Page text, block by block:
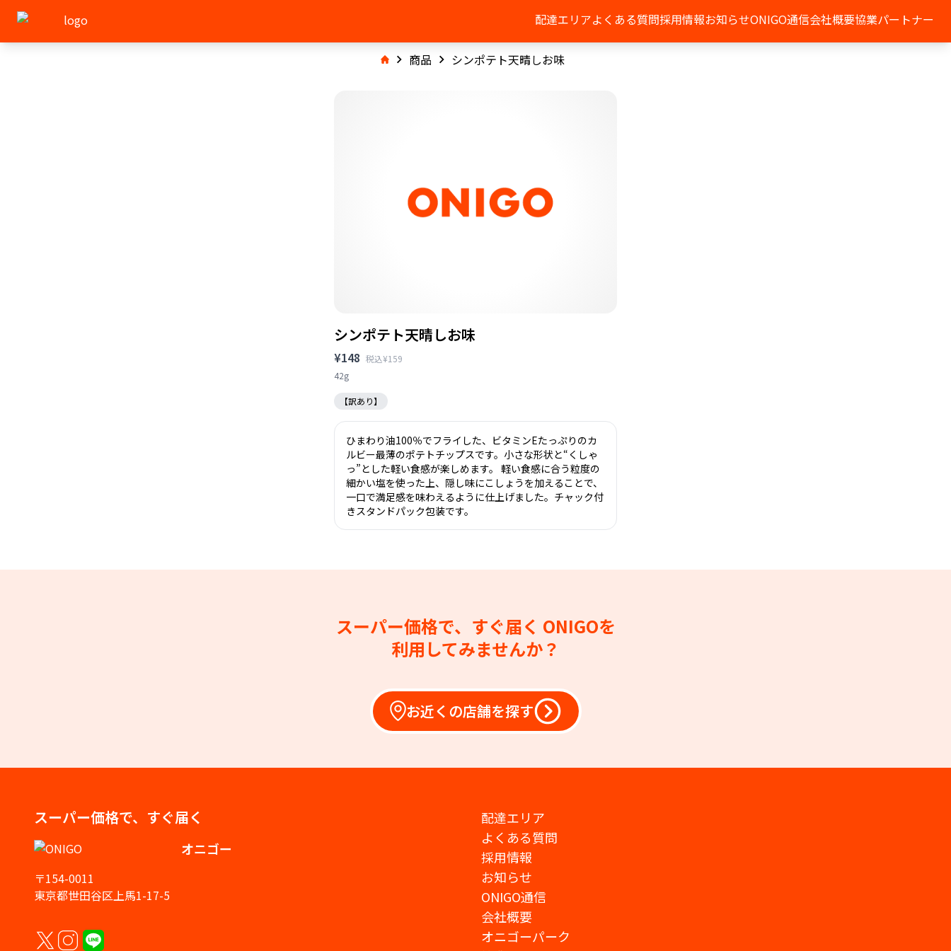
配達エリアよくある質問採用情報お知らせONIGO通信会社概要協業パートナー
商品 シンポテト天晴しお味
シンポテト天晴しお味
¥148 税込¥159
42g
【訳あり】
ひまわり油100％でフライした、ビタミンEたっぷりのカ
ルビー最薄のポテトチップスです。小さな形状と“くしゃ
っ”とした軽い食感が楽しめます。 軽い食感に合う粒度の
細かい塩を使った上、隠し味にこしょうを加えることで、
一口で満足感を味わえるように仕上げました。チャック付
きスタンドパック包装です。
スーパー価格で、すぐ届く ONIGOを
利用してみませんか？
お近くの店舗を探す
スーパー価格で、すぐ届く
オニゴー
〒154-0011
東京都世田谷区上馬1-17-5
配達エリア
よくある質問
採用情報
お知らせ
ONIGO通信
会社概要
オニゴーパーク